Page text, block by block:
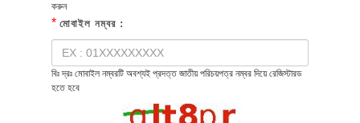
করুন
* মোবাইল নম্বর :
বিঃ দ্রঃ মোবাইল নম্বরটি অবশ্যই প্রদত্ত জাতীয় পরিচয়পত্র নম্বর দিয়ে রেজিস্টারড
হতে হবে